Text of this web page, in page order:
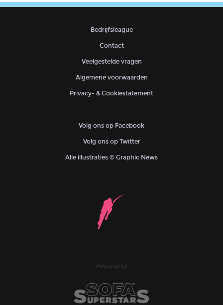
Bedrijfsleague
Contact
Veelgestelde vragen
Algemene voorwaarden
Privacy- & Cookiestatement
Volg ons op Facebook
Volg ons op Twitter
Alle illustraties © Graphic News
Powered by